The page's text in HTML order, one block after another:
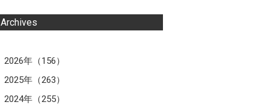
Archives
2026年（156）
2025年（263）
2024年（255）